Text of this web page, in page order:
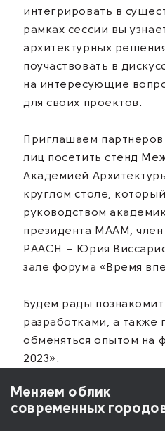
интегрировать в
рамках сессии вы
архитектурных
поучаствовать в
на интересующие
для своих проектов.
Приглашаем
лиц посетить стенд
Академией
круглом столе,
руководством
президента МААМ,
РААСН – Юрия
зале форума «Время
Будем рады
разработками, а также
обменяться опытом на
2023».
Меняем облик
современных